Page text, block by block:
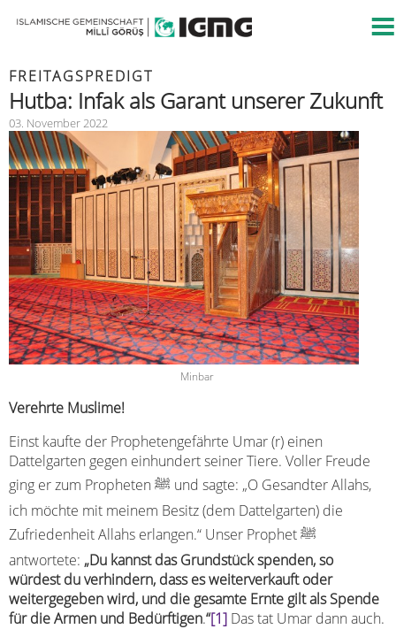
FREITAGSPREDIGT
Hutba: Infak als Garant unserer Zukunft
03. November 2022
Minbar
Verehrte Muslime!
Einst kaufte der Prophetengefährte Umar (r) einen
Dattelgarten gegen einhundert seiner Tiere. Voller Freude
ging er zum Propheten ﷺ und sagte: „O Gesandter Allahs,
ich möchte mit meinem Besitz (dem Dattelgarten) die
Zufriedenheit Allahs erlangen.“ Unser Prophet ﷺ
antwortete: „Du kannst das Grundstück spenden, so
würdest du verhindern, dass es weiterverkauft oder
weitergegeben wird, und die gesamte Ernte gilt als Spende
für die Armen und Bedürftigen.“[1] Das tat Umar dann auch.